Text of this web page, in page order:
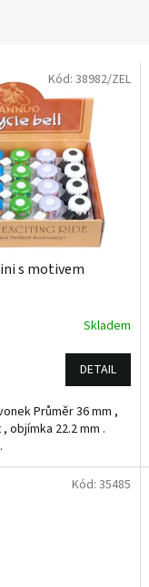
s motivem
Skladem
DETAIL
Průměr 36 mm ,
objímka 22.2 mm .
Kód: 38982/ZEL
Kód: 35485